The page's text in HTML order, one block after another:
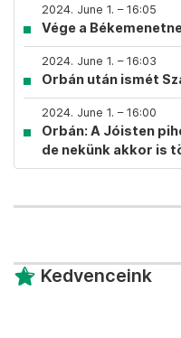
2024. June 1. – 16:05
Vége a
2024. June 1. – 16:03
Orbán után ismét
2024. June 1. – 16:00
Orbán: A Jóisten
de nekünk akkor is
Kedvenceink